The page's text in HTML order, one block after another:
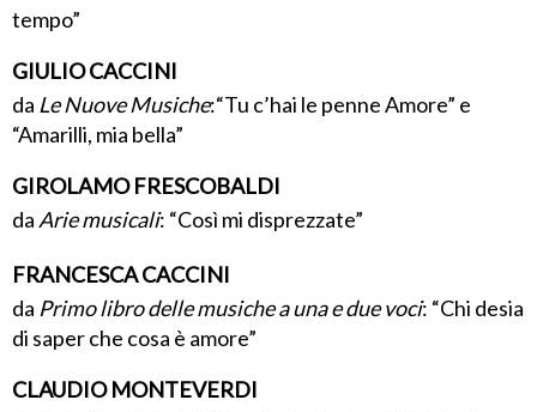
tempo”
GIULIO CACCINI
da Le Nuove Musiche:“Tu c’hai le penne Amore” e
“Amarilli, mia bella”
GIROLAMO FRESCOBALDI
da Arie musicali: “Così mi disprezzate”
FRANCESCA CACCINI
da Primo libro delle musiche a una e due voci: “Chi desia
di saper che cosa è amore”
CLAUDIO MONTEVERDI